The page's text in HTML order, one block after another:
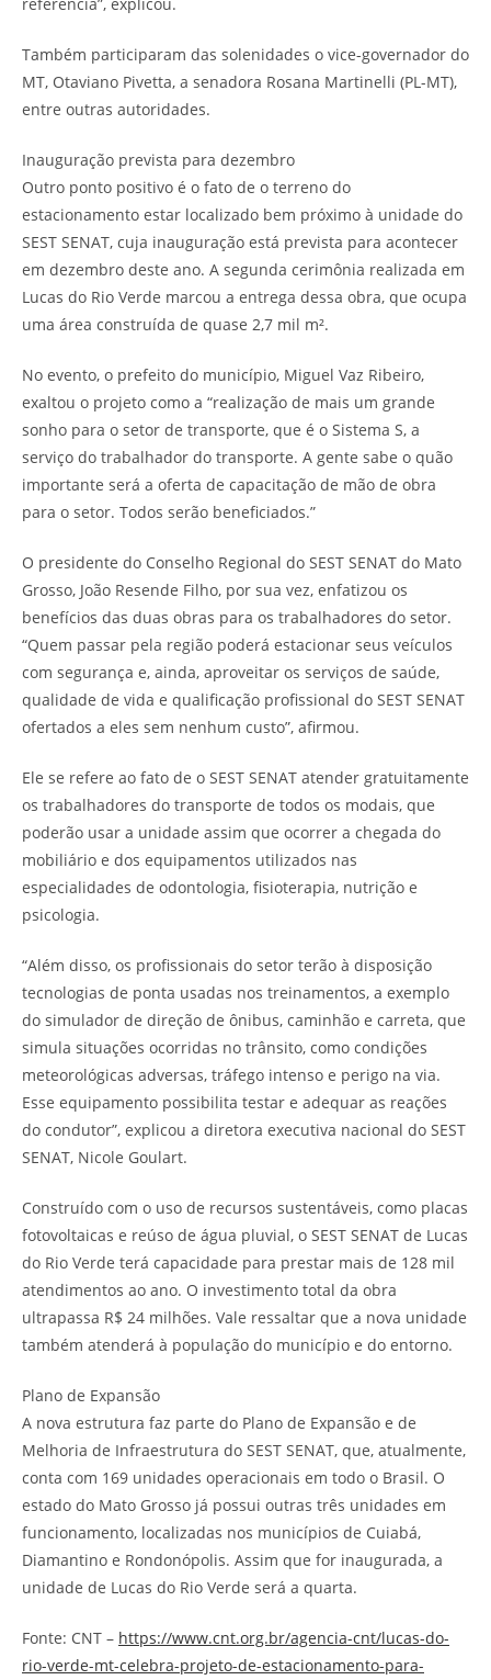
Também participaram das solenidades o vice-governador do
MT, Otaviano Pivetta, a senadora Rosana Martinelli (PL-MT),
entre outras autoridades.
Inauguração prevista para dezembro
Outro ponto positivo é o fato de o terreno do
estacionamento estar localizado bem próximo à unidade do
SEST SENAT, cuja inauguração está prevista para acontecer
em dezembro deste ano. A segunda cerimônia realizada em
Lucas do Rio Verde marcou a entrega dessa obra, que ocupa
uma área construída de quase 2,7 mil m².
No evento, o prefeito do município, Miguel Vaz Ribeiro,
exaltou o projeto como a “realização de mais um grande
sonho para o setor de transporte, que é o Sistema S, a
serviço do trabalhador do transporte. A gente sabe o quão
importante será a oferta de capacitação de mão de obra
para o setor. Todos serão beneficiados.”
O presidente do Conselho Regional do SEST SENAT do Mato
Grosso, João Resende Filho, por sua vez, enfatizou os
benefícios das duas obras para os trabalhadores do setor.
“Quem passar pela região poderá estacionar seus veículos
com segurança e, ainda, aproveitar os serviços de saúde,
qualidade de vida e qualificação profissional do SEST SENAT
ofertados a eles sem nenhum custo”, afirmou.
Ele se refere ao fato de o SEST SENAT atender gratuitamente
os trabalhadores do transporte de todos os modais, que
poderão usar a unidade assim que ocorrer a chegada do
mobiliário e dos equipamentos utilizados nas
especialidades de odontologia, fisioterapia, nutrição e
psicologia.
“Além disso, os profissionais do setor terão à disposição
tecnologias de ponta usadas nos treinamentos, a exemplo
do simulador de direção de ônibus, caminhão e carreta, que
simula situações ocorridas no trânsito, como condições
meteorológicas adversas, tráfego intenso e perigo na via.
Esse equipamento possibilita testar e adequar as reações
do condutor”, explicou a diretora executiva nacional do SEST
SENAT, Nicole Goulart.
Construído com o uso de recursos sustentáveis, como placas
fotovoltaicas e reúso de água pluvial, o SEST SENAT de Lucas
do Rio Verde terá capacidade para prestar mais de 128 mil
atendimentos ao ano. O investimento total da obra
ultrapassa R$ 24 milhões. Vale ressaltar que a nova unidade
também atenderá à população do município e do entorno.
Plano de Expansão
A nova estrutura faz parte do Plano de Expansão e de
Melhoria de Infraestrutura do SEST SENAT, que, atualmente,
conta com 169 unidades operacionais em todo o Brasil. O
estado do Mato Grosso já possui outras três unidades em
funcionamento, localizadas nos municípios de Cuiabá,
Diamantino e Rondonópolis. Assim que for inaugurada, a
unidade de Lucas do Rio Verde será a quarta.
Fonte: CNT – https://www.cnt.org.br/agencia-cnt/lucas-do-
rio-verde-mt-celebra-projeto-de-estacionamento-para-